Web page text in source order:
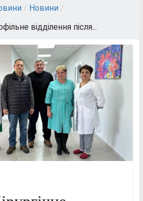
/ Новини /
відділення після...